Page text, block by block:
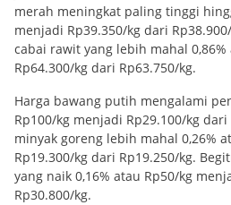
merah meningkat paling tinggi
menjadi Rp39.350/kg dari
cabai rawit yang lebih mahal
Rp64.300/kg dari Rp63.750/kg.
Harga bawang putih mengalami
Rp100/kg menjadi Rp29.100/kg
minyak goreng lebih mahal 0,26%
Rp19.300/kg dari Rp19.250/kg.
yang naik 0,16% atau Rp50/kg
Rp30.800/kg.